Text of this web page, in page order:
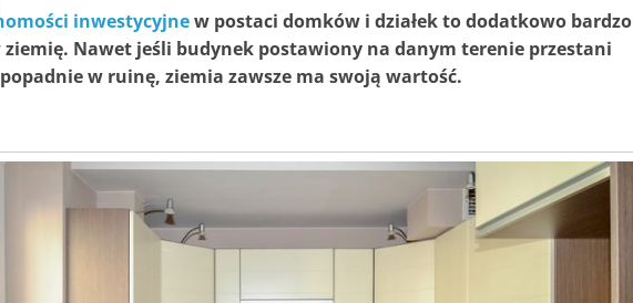
inwestycyjnew postaci domków i działek to dodatkowo bardzo
Nawet jeśli budynek postawiony na danym terenie przestani
w ruinę, ziemia zawsze ma swoją wartość.